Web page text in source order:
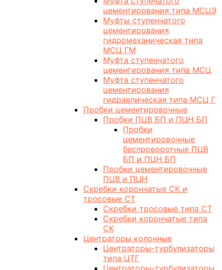
цементирования типа МСЦЭ
Муфты ступенчатого
цементирования
гидромеханическая типа
МСЦ ГМ
Муфта ступенчатого
цементирования типа МСЦ
Муфта ступенчатого
цементирования
гидравлическая типа МСЦ Г
Пробки цементировочные
Пробки ПЦВ БП и ПЦН БП
Пробки
цементировочные
беспроворотные ПЦВ
БП и ПЦН БП
Пробки цементировочные
ПЦВ и ПЦН
Скребки корончатые СК и
тросовые СТ
Скребки тросовые типа СТ
Скребки корончатые типа
СК
Центраторы колонные
Центраторы-турбулизаторы
типа ЦТГ
Центраторы-турбулизаторы